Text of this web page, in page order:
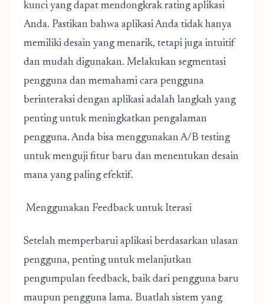
kunci yang dapat mendongkrak rating aplikasi
Anda. Pastikan bahwa aplikasi Anda tidak hanya
memiliki desain yang menarik, tetapi juga intuitif
dan mudah digunakan. Melakukan segmentasi
pengguna dan memahami cara pengguna
berinteraksi dengan aplikasi adalah langkah yang
penting untuk meningkatkan pengalaman
pengguna. Anda bisa menggunakan A/B testing
untuk menguji fitur baru dan menentukan desain
mana yang paling efektif.
Menggunakan Feedback untuk Iterasi
Setelah memperbarui aplikasi berdasarkan ulasan
pengguna, penting untuk melanjutkan
pengumpulan feedback, baik dari pengguna baru
maupun pengguna lama. Buatlah sistem yang